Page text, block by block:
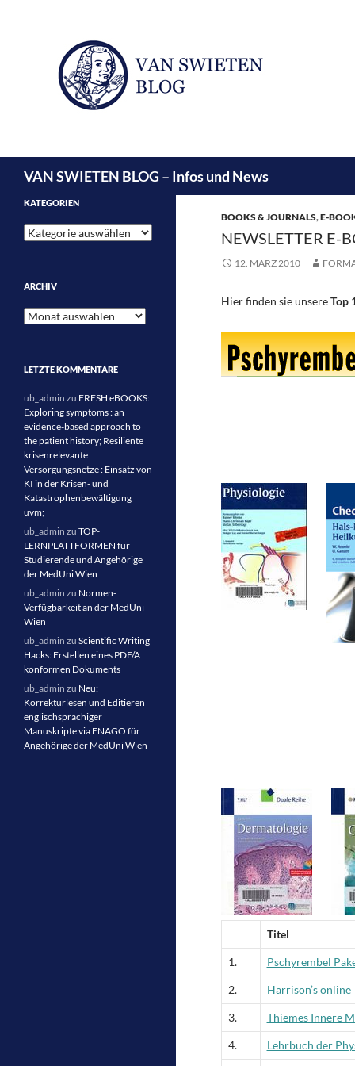
VAN SWIETEN BLOG – Infos und News
BOOKS & JOURNALS,E-
NEWSLETTER E-
12. MÄRZ 2010
Hier finden sie unsereTop
Titel
1. Pschyrembel
2. Harrison’s online
3. Thiemes Innere
4. Lehrbuch der
KATEGORIEN
Kategorien
ARCHIV
Archiv
LETZTE KOMMENTARE
ub_admin zu FRESH eBOOKS:
Exploring symptoms : an
evidence-based approach to
the patient history; Resiliente
krisenrelevante
Versorgungsnetze : Einsatz von
KI in der Krisen- und
Katastrophenbewältigung
uvm;
ub_admin zu TOP-
LERNPLATTFORMEN für
Studierende und Angehörige
der MedUni Wien
ub_admin zu Normen-
Verfügbarkeit an der MedUni
Wien
ub_admin zu Scientific Writing
Hacks: Erstellen eines PDF/A
konformen Dokuments
ub_admin zu Neu:
Korrekturlesen und Editieren
englischsprachiger
Manuskripte via ENAGO für
Angehörige der MedUni Wien